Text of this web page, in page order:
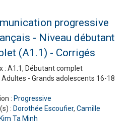
progressive
- Niveau débutant
(A1.1) - Corrigés
: A1.1, Débutant complet
Adultes - Grands adolescents 16-18
: Progressive
: Dorothée Escoufier, Camille
Kim Ta Minh